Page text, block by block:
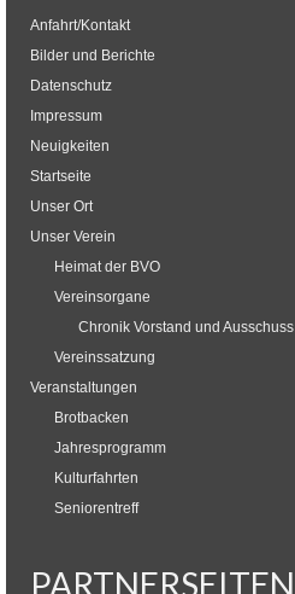
Anfahrt/Kontakt
Bilder und Berichte
Datenschutz
Impressum
Neuigkeiten
Startseite
Unser Ort
Unser Verein
Heimat der BVO
Vereinsorgane
Chronik Vorstand und Ausschuss
Vereinssatzung
Veranstaltungen
Brotbacken
Jahresprogramm
Kulturfahrten
Seniorentreff
PARTNERSEITEN